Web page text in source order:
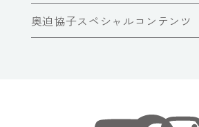
奥迫協子スペシャルコンテンツ